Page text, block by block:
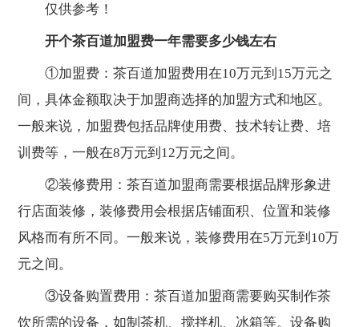
仅供参考！
开个茶百道加盟费一年需要多少钱左右
①加盟费：茶百道加盟费用在10万元到15万元之
间，具体金额取决于加盟商选择的加盟方式和地区。
一般来说，加盟费包括品牌使用费、技术转让费、培
训费等，一般在8万元到12万元之间。
②装修费用：茶百道加盟商需要根据品牌形象进
行店面装修，装修费用会根据店铺面积、位置和装修
风格而有所不同。一般来说，装修费用在5万元到10万
元之间。
③设备购置费用：茶百道加盟商需要购买制作茶
饮所需的设备，如制茶机、搅拌机、冰箱等。设备购